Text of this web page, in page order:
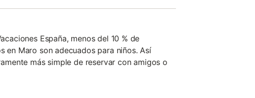
España, menos del 10 % de
en Maro son adecuados para niños. Así
más simple de reservar con amigos o